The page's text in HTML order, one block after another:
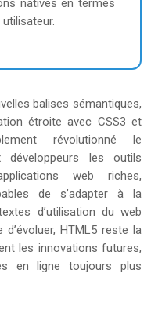
natives en termes
balises sémantiques,
étroite avec CSS3 et
révolutionné le
les outils
web riches,
de s’adapter à la
d’utilisation du web
HTML5 reste la
les innovations futures,
en ligne toujours plus